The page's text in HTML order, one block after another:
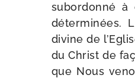
subor­don­né
déter­mi­nées.
divine de
du Christ de
que Nous